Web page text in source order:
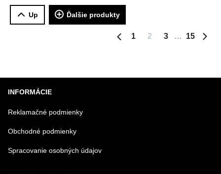
EasyFresh a
NoFrost
NoFrost
Up Ďalšie produkty
1 2 3
15
INFORMÁCIE
Reklamačné podmienky
Obchodné podmienky
Spracovanie osobných údajov